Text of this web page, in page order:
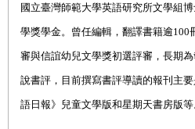
國立臺灣師範大學英語研究所文學組
學獎學金。曾任編輯，翻譯書籍逾100
審與信誼幼兒文學獎初選評審，長期
說書評，目前撰寫書評導讀的報刊主
語日報》兒童文學版和星期天書房版等